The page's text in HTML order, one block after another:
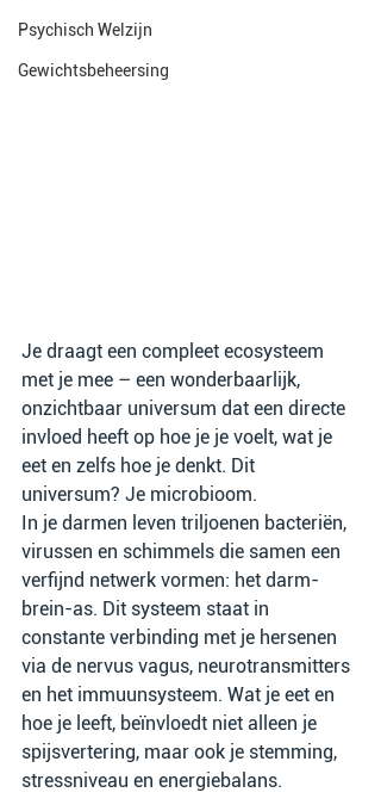
Psychisch Welzijn
Gewichtsbeheersing
Je draagt een compleet ecosysteem
met je mee – een wonderbaarlijk,
onzichtbaar universum dat een directe
invloed heeft op hoe je je voelt, wat je
eet en zelfs hoe je denkt. Dit
universum? Je microbioom.
In je darmen leven triljoenen bacteriën,
virussen en schimmels die samen een
verfijnd netwerk vormen: het darm-
brein-as. Dit systeem staat in
constante verbinding met je hersenen
via de nervus vagus, neurotransmitters
en het immuunsysteem. Wat je eet en
hoe je leeft, beïnvloedt niet alleen je
spijsvertering, maar ook je stemming,
stressniveau en energiebalans.